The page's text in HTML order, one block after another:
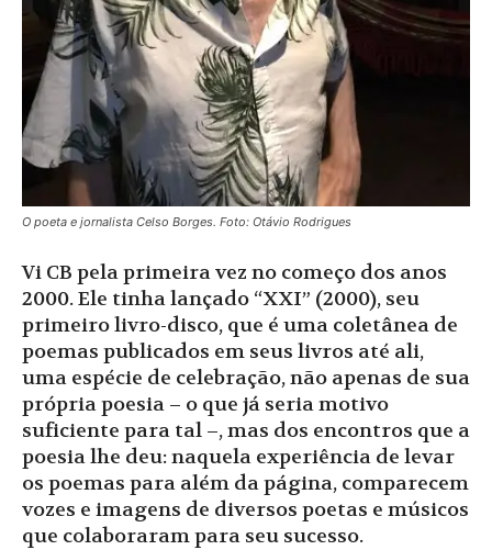
O poeta e jornalista Celso Borges. Foto: Otávio Rodrigues
Vi CB pela primeira vez no começo dos anos
2000. Ele tinha lançado “XXI” (2000), seu
primeiro livro-disco, que é uma coletânea de
poemas publicados em seus livros até ali,
uma espécie de celebração, não apenas de sua
própria poesia – o que já seria motivo
suficiente para tal –, mas dos encontros que a
poesia lhe deu: naquela experiência de levar
os poemas para além da página, comparecem
vozes e imagens de diversos poetas e músicos
que colaboraram para seu sucesso.